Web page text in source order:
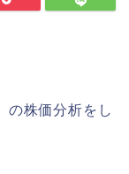
の株価分析をし